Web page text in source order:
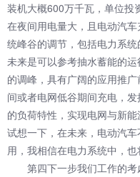
装机大概600万千瓦，单位投
在夜间用电量大，且电动汽
统峰谷的调节，包括电力系
未来是可以参考抽水蓄能的
的调峰，具有广阔的应用推
间或者电网低谷期间充电，
的负荷特性，实现电网与新
试想一下，在未来，电动汽
用，我相信在电力系统中，也
第四下一步我们工作的考